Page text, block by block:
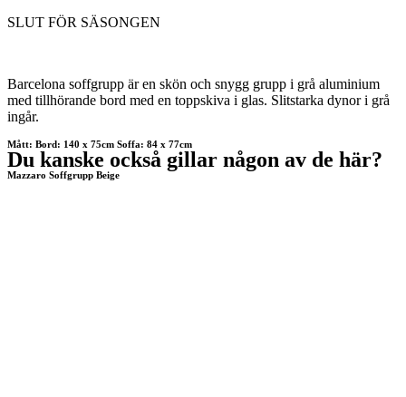
SLUT FÖR SÄSONGEN
Barcelona soffgrupp är en skön och snygg grupp i grå aluminium
med tillhörande bord med en toppskiva i glas. Slitstarka dynor i grå
ingår.
Mått: Bord: 140 x 75cm Soffa: 84 x 77cm
Du kanske också gillar någon av de här?
Mazzaro Soffgrupp Beige